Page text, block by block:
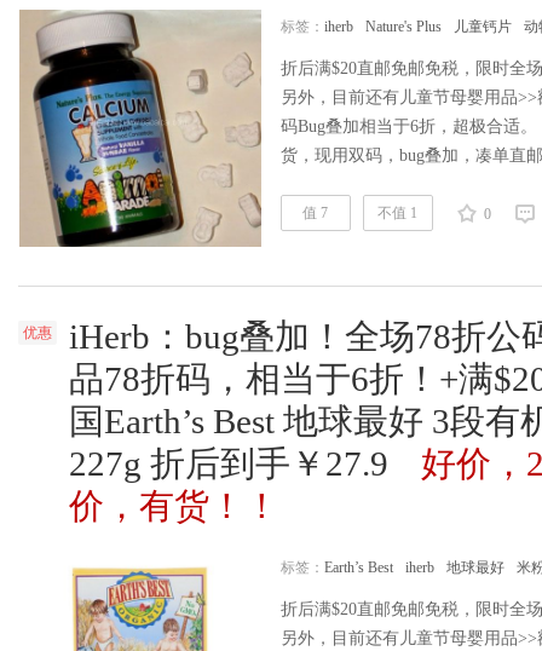
标签： iherb Nature's Plus 儿童钙片 动
折后满$20直邮免邮免税，限时全
另外，目前还有儿童节母婴用品
码Bug叠加相当于6折，超极合适
货，现用双码，bug叠加，凑单直
| nature's plus专区>> | 更多保健
值 7 不值 1 0
优惠
iHerb：bug叠加！全场78折公
品78折码，相当于6折！+满
国Earth’s Best 地球最好 3段
227g 折后到手￥27.9
好价，
价，有货！！
标签： Earth’s Best iherb 地球最好 米
折后满$20直邮免邮免税，限时全
另外，目前还有儿童节母婴用品